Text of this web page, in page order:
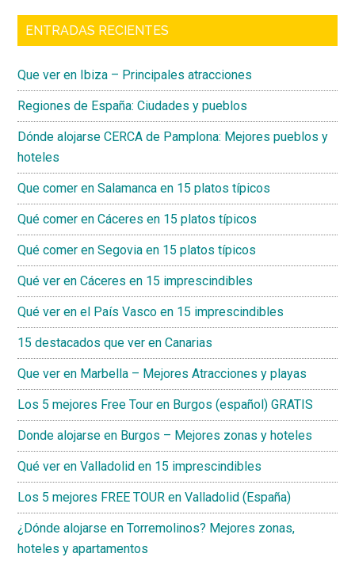
...
ENTRADAS RECIENTES
Que ver en Ibiza – Principales atracciones
Regiones de España: Ciudades y pueblos
Dónde alojarse CERCA de Pamplona: Mejores pueblos y
hoteles
Que comer en Salamanca en 15 platos típicos
Qué comer en Cáceres en 15 platos típicos
Qué comer en Segovia en 15 platos típicos
Qué ver en Cáceres en 15 imprescindibles
Qué ver en el País Vasco en 15 imprescindibles
15 destacados que ver en Canarias
Que ver en Marbella – Mejores Atracciones y playas
Los 5 mejores Free Tour en Burgos (español) GRATIS
Donde alojarse en Burgos – Mejores zonas y hoteles
Qué ver en Valladolid en 15 imprescindibles
Los 5 mejores FREE TOUR en Valladolid (España)
¿Dónde alojarse en Torremolinos? Mejores zonas,
hoteles y apartamentos